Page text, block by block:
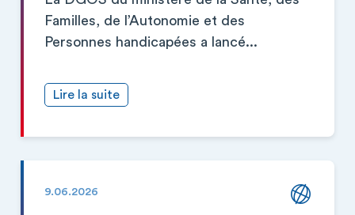
Familles, de l’Autonomie et des
Personnes handicapées a lancé...
Lire la suite
9.06.2026